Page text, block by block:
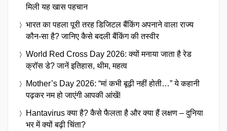
मिली यह खास पहचान
भारत का पहला पूरी तरह डिजिटल बैंकिंग अपनाने वाला राज्य
कौन-सा है? जानिए कैसे बदली बैंकिंग की तस्वीर
World Red Cross Day 2026: क्यों मनाया जाता है रेड
क्रॉस डे? जानें इतिहास, थीम, महत्व
Mother’s Day 2026: “मां कभी बूढ़ी नहीं होती…” ये कहानी
पढ़कर नम हो जाएंगी आपकी आंखें!
Hantavirus क्या है? कैसे फैलता है और क्या हैं लक्षण – दुनिया
भर में क्यों बढ़ी चिंता?